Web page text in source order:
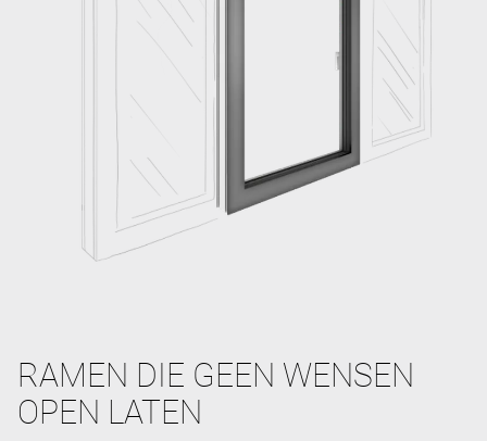
RAMEN DIE GEEN WENSEN
OPEN LATEN